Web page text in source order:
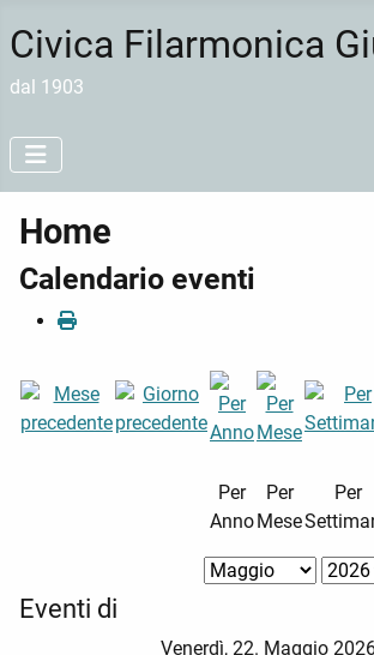
Civica Filarmonica
dal 1903
Home
Calendario eventi
Per
Anno
Per
Mese
Per
Eventi di
Venerdì, 22. Maggio